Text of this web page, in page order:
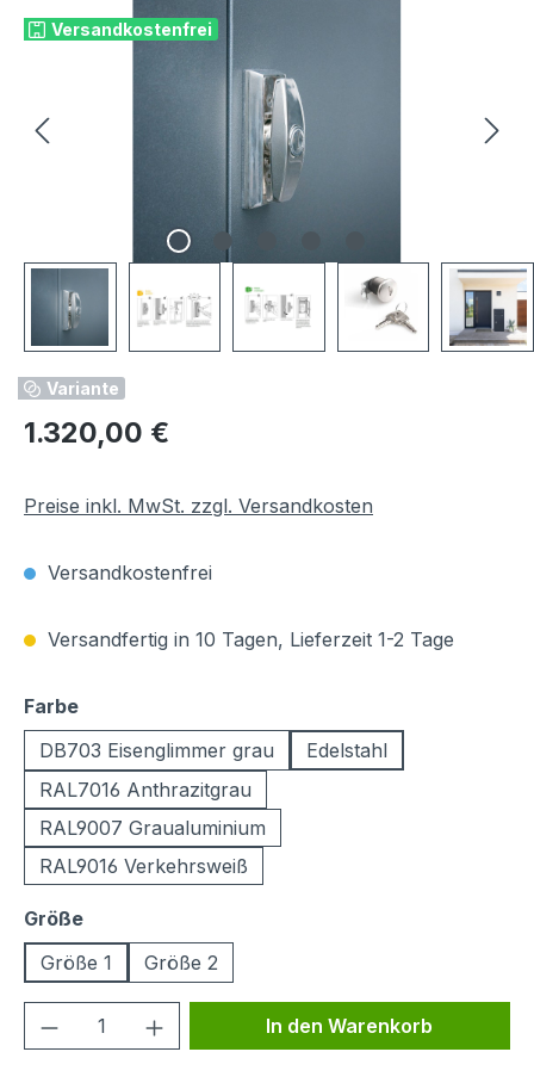
Versandkostenfrei
Variante
Regulärer Preis:
1.320,00 €
Preise inkl. MwSt. zzgl. Versandkosten
Versandkostenfrei
Versandfertig in 10 Tagen, Lieferzeit 1-2 Tage
Farbeauswählen
DB703 Eisenglimmer grau
Edelstahl
RAL7016 Anthrazitgrau
RAL9007 Graualuminium
RAL9016 Verkehrsweiß
Größeauswählen
Größe 1
Größe 2
Produkt Anzahl: Gib denIn den Warenkorb